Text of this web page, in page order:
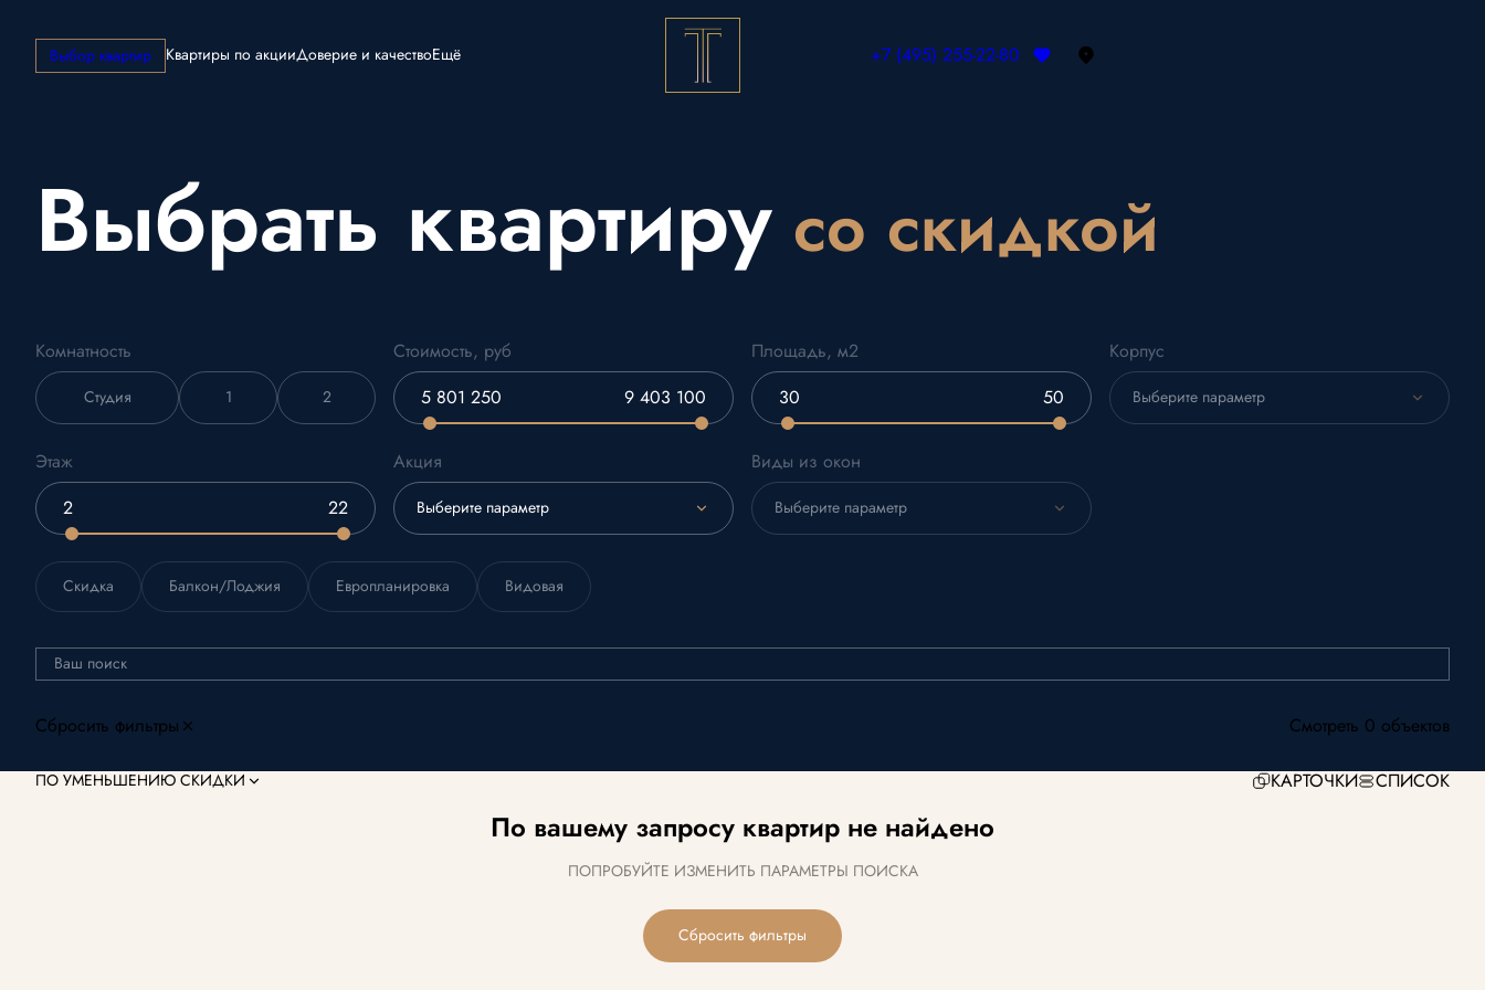
Выбор квартир Квартиры по акцииДоверие и качествоЕщё +7 (495) 255-22-80
Выбрать квартиру со скидкой
Комнатность
Студия 1 2
Стоимость, руб Площадь, м2 Корпус
Выберите параметр
Этаж Акция
Выберите параметр
Виды из окон
Выберите параметр
Скидка Балкон/Лоджия Европланировка Видовая
Ваш поиск
Сбросить фильтры Смотреть 0 объектов
ПО УМЕНЬШЕНИЮ СКИДКИ КАРТОЧКИ СПИСОК
По вашему запросу квартир не найдено
ПОПРОБУЙТЕ ИЗМЕНИТЬ ПАРАМЕТРЫ ПОИСКА
Сбросить фильтры